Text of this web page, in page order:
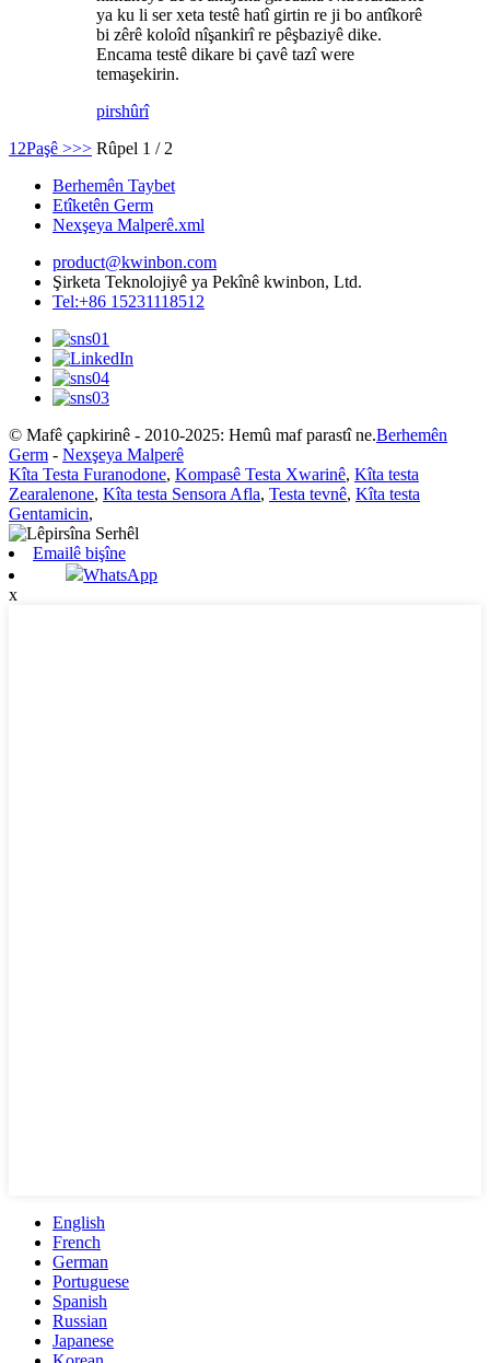
ya ku li ser xeta testê hatî girtin re ji bo antîkorê
bi zêrê koloîd nîşankirî re pêşbaziyê dike.
Encama testê dikare bi çavê tazî were
temaşekirin.
pirshûrî
1 2Paşê >>> Rûpel 1 / 2
Berhemên Taybet
Etîketên Germ
Nexşeya Malperê.xml
product@kwinbon.com
Şirketa Teknolojiyê ya Pekînê kwinbon, Ltd.
Tel:+86 15231118512
© Mafê çapkirinê - 2010-2025: Hemû maf parastî ne.Berhemên
Germ - Nexşeya Malperê
Kîta Testa Furanodone, Kompasê Testa Xwarinê, Kîta testa
Zearalenone, Kîta testa Sensora Afla, Testa tevnê, Kîta testa
Gentamicin,
Emailê bişîne
WhatsApp
x
English
French
German
Portuguese
Spanish
Russian
Japanese